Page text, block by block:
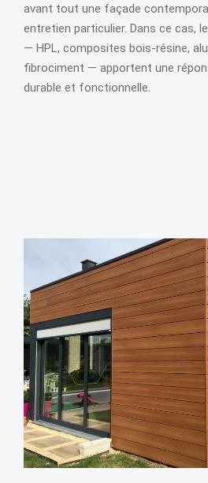
avant tout une façade
entretien particulier. Dans ce cas,
— HPL, composites bois-résine,
fibrociment — apportent une
durable et fonctionnelle.